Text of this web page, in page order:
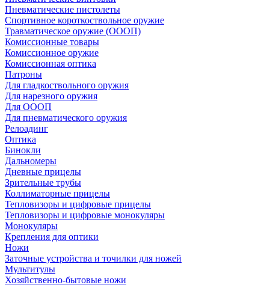
Пневматические пистолеты
Спортивное короткоствольное оружие
Травматическое оружие (ОООП)
Комиссионные товары
Комиссионное оружие
Комиссионная оптика
Патроны
Для гладкоствольного оружия
Для нарезного оружия
Для ОООП
Для пневматического оружия
Релоадинг
Оптика
Бинокли
Дальномеры
Дневные прицелы
Зрительные трубы
Коллиматорные прицелы
Тепловизоры и цифровые прицелы
Тепловизоры и цифровые монокуляры
Монокуляры
Крепления для оптики
Ножи
Заточные устройства и точилки для ножей
Мультитулы
Хозяйственно-бытовые ножи